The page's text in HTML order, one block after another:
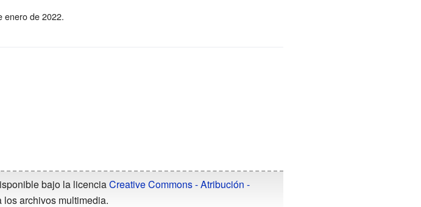
enero de 2022.
bajo la licenciaCreative Commons - Atribución -
archivos multimedia.